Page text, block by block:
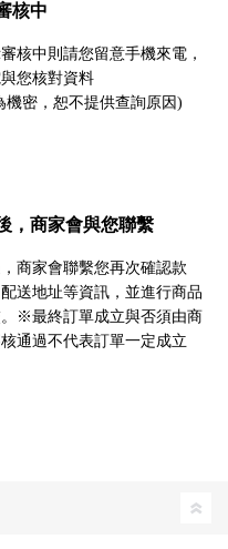
核中
核中則請您留意手機來電，
您核對資料
機密，恕不提供查詢原因)
，商家會與您聯繫
商家會聯繫您再次確認款
送地址等資訊，並進行商品
※最終訂單成立與否須由商
通過不代表訂單一定成立